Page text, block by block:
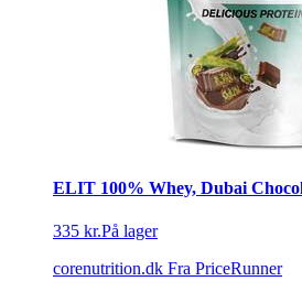
ELIT 100% Whey, Dubai
335 kr.På lager
corenutrition.dk Fra PriceRunner